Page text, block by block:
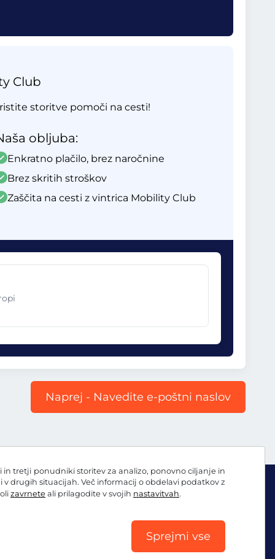
tretji ponudniki storitev za analizo, ponovno ciljanje in
drugih situacijah. Več informacij o obdelavi podatkov z
zavrnete ali prilagodite v svojih nastavitvah.
Sprejmi vse
Club
storitve pomoči na cesti!
obljuba:
Enkratno plačilo, brez naročnine
Brez skritih stroškov
Zaščita na cesti z vintrica Mobility Club
Naprej - Navedite e-poštni naslov